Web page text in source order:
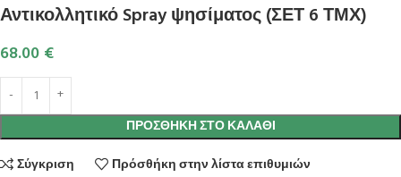
Αντικολλητικό Spray ψησίματος (ΣΕΤ 6 ΤΜΧ)
68.00 €
ΠΡΟΣΘΉΚΗ ΣΤΟ ΚΑΛΆΘΙ
Σύγκριση
Πρόσθήκη στην λίστα επιθυμιών